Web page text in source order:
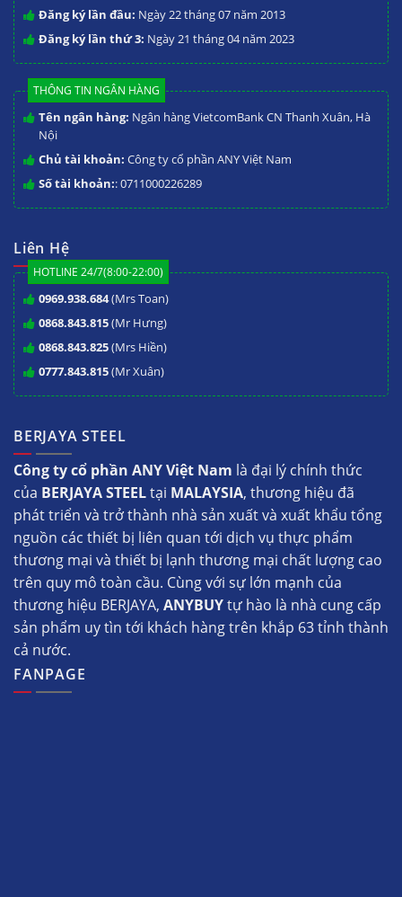
Đăng ký lần đầu: Ngày 22 tháng 07 năm 2013
Đăng ký lần thứ 3: Ngày 21 tháng 04 năm 2023
THÔNG TIN NGÂN HÀNG
Tên ngân hàng: Ngân hàng VietcomBank CN Thanh Xuân, Hà
Nội
Chủ tài khoản: Công ty cổ phần ANY Việt Nam
Số tài khoản:: 0711000226289
Liên Hệ
HOTLINE 24/7(8:00-22:00)
0969.938.684(Mrs Toan)
0868.843.815(Mr Hưng)
0868.843.825(Mrs Hiền)
0777.843.815(Mr Xuân)
BERJAYA STEEL
Công ty cổ phần ANY Việt Nam là đại lý chính thức
của BERJAYA STEELtại MALAYSIA, thương hiệu đã
phát triển và trở thành nhà sản xuất và xuất khẩu tổng
nguồn các thiết bị liên quan tới dịch vụ thực phẩm
thương mại và thiết bị lạnh thương mại chất lượng cao
trên quy mô toàn cầu. Cùng với sự lớn mạnh của
thương hiệu BERJAYA, ANYBUYtự hào là nhà cung cấp
sản phẩm uy tìn tới khách hàng trên khắp 63 tỉnh thành
cả nước.
FANPAGE